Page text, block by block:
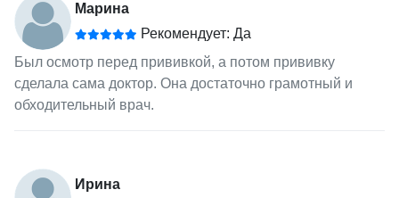
Марина
Рекомендует: Да
Был осмотр перед прививкой, а потом прививку
сделала сама доктор. Она достаточно грамотный и
обходительный врач.
Ирина